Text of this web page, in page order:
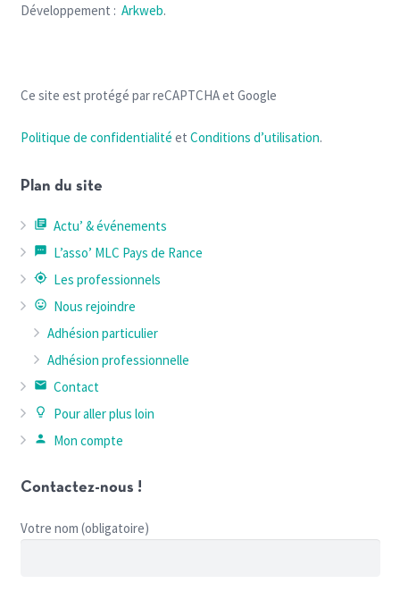
Développement : Arkweb.
Ce site est protégé par reCAPTCHA et Google
Politique de confidentialité et Conditions d’utilisation.
Plan du site
library_books Actu’ & événements
textsms L’asso’ MLC Pays de Rance
my_location Les professionnels
sentiment_very_satisfied Nous rejoindre
Adhésion particulier
Adhésion professionnelle
email Contact
lightbulb_outline Pour aller plus loin
person Mon compte
Contactez-nous !
Votre nom (obligatoire)